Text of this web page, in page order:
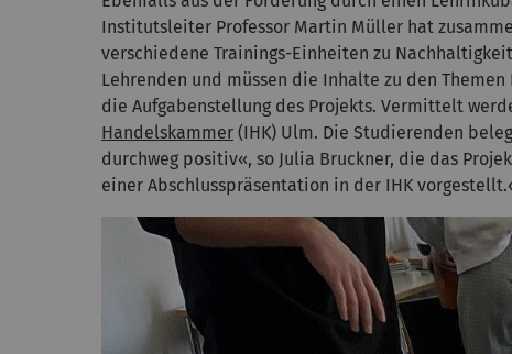
Institutsleiter Professor Martin Müller hat
verschiedene Trainings-Einheiten zu
Lehrenden und müssen die Inhalte zu den
die Aufgabenstellung des Projekts. Vermittelt
Handelskammer (IHK) Ulm. Die Studierenden
durchweg positiv«, so Julia Bruckner, die das
einer Abschlusspräsentation in der IHK